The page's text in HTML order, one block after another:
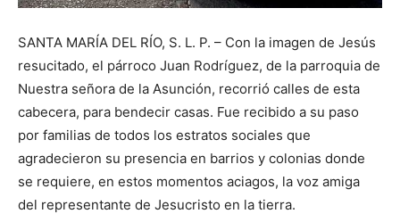
SANTA MARÍA DEL RÍO, S. L. P. – Con la imagen de Jesús
resucitado, el párroco Juan Rodríguez, de la parroquia de
Nuestra señora de la Asunción, recorrió calles de esta
cabecera, para bendecir casas. Fue recibido a su paso
por familias de todos los estratos sociales que
agradecieron su presencia en barrios y colonias donde
se requiere, en estos momentos aciagos, la voz amiga
del representante de Jesucristo en la tierra.